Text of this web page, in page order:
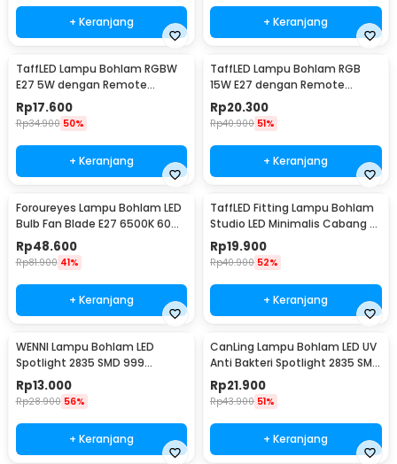
+ Keranjang + Keranjang
TaffLED Lampu Bohlam RGBW
E27 5W dengan Remote
Control - A60
Rp17.600
Rp34.900 50%
+ Keranjang
TaffLED Lampu Bohlam RGB
15W E27 dengan Remote
Control - B5
Rp20.300
Rp40.900 51%
+ Keranjang
Foroureyes Lampu Bohlam LED
Bulb Fan Blade E27 6500K 60W
- KK-2560
Rp48.600
Rp81.900 41%
+ Keranjang
TaffLED Fitting Lampu Bohlam
Studio LED Minimalis Cabang 4
E27 220V - HU-400
Rp19.900
Rp40.900 52%
+ Keranjang
WENNI Lampu Bohlam LED
Spotlight 2835 SMD 999
Lumens 180 Degree 9W E27
Rp13.000
Rp28.900 56%
+ Keranjang
CanLing Lampu Bohlam LED UV
Anti Bakteri Spotlight 2835 SMD
220V E27 - D3-F3-01
Rp21.900
Rp43.900 51%
+ Keranjang